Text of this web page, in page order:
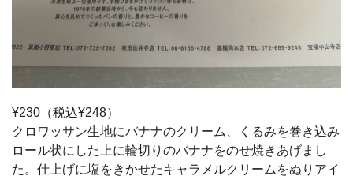
¥230（税込¥248）
クロワッサン生地にバナナのクリーム、くるみを巻き込み
ロール状にした上に輪切りのバナナをのせ焼きあげまし
た。仕上げに塩をきかせたキャラメルクリームをぬりアイ